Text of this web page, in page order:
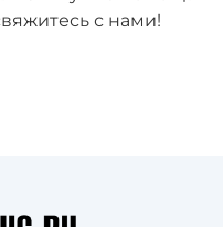
с нами!